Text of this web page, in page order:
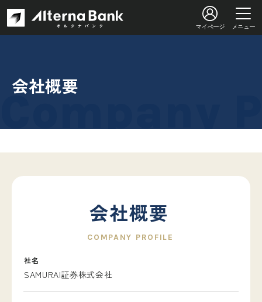
マイページ メニュー
会社概要
会社概要
社名
SAMURAI証券株式会社